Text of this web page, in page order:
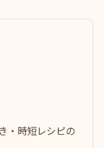
・時短レシピの